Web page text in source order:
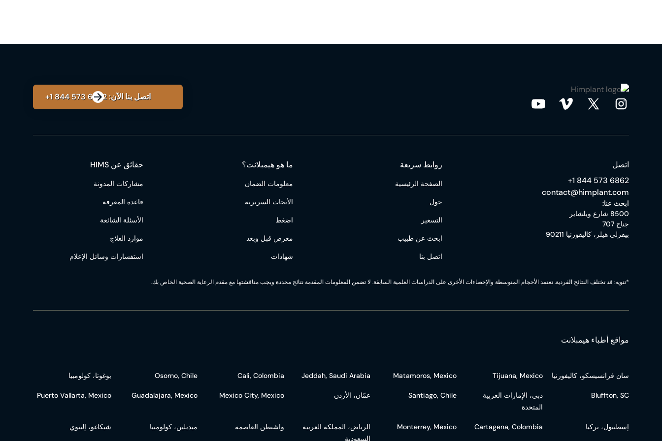
اتصل بنا الآن: ‎+1 844 573 6862
اتصل
‎+1 844 573 6862
contact@himplant.com
ابحث عنا:
8500 شارع ويلشاير
جناح 707
بيفرلي هيلز، كاليفورنيا 90211
روابط سريعة
الصفحة الرئيسية
حول
التسعير
ابحث عن طبيب
اتصل بنا
ما هو هيمبلانت؟
معلومات الضمان
الأبحاث السريرية
اضغط
معرض قبل وبعد
شهادات
حقائق عن HIMS
مشاركات المدونة
قاعدة المعرفة
الأسئلة الشائعة
موارد العلاج
استفسارات وسائل الإعلام
*تنويه: قد تختلف النتائج الفردية. تعتمد الأحجام المتوسطة والإحصاءات الأخرى على الدراسات العلمية السابقة. لا تضمن المعلومات المقدمة نتائج محددة ويجب مناقشتها مع مقدم الرعاية الصحية الخاص بك.
مواقع أطباء هيمبلانت
سان فرانسيسكو، كاليفورنيا Tijuana, Mexico
Matamoros, Mexico
Jeddah, Saudi Arabia
Cali, Colombia
Osorno, Chile بوغوتا، كولومبيا
Bluffton, SC
دبي، الإمارات العربية
المتحدة
Santiago, Chile عمّان، الأردن Mexico City, Mexico
Guadalajara, Mexico
Puerto Vallarta, Mexico
إسطنبول، تركيا Cartagena, Colombia
Monterrey, Mexico
الرياض، المملكة العربية
السعودية
واشنطن العاصمة ميديلين، كولومبيا شيكاغو، إلينوي